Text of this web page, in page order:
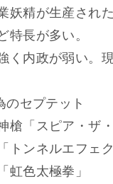
妖精が生産され
長が多い。
く内政が弱い。
セプテット
「スピア・ザ
ンネルエフェク
色太極拳」